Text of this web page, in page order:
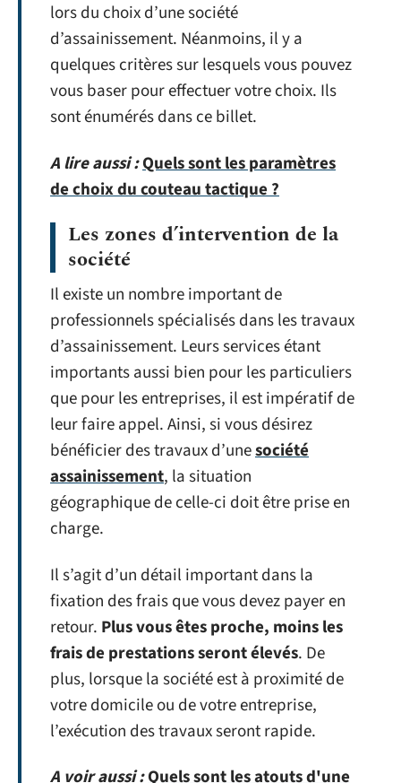
lors du choix d’une société
d’assainissement. Néanmoins, il y a
quelques critères sur lesquels vous pouvez
vous baser pour effectuer votre choix. Ils
sont énumérés dans ce billet.
A lire aussi :Quels sont les paramètres
de choix du couteau tactique ?
Les zones d’intervention de la
société
Il existe un nombre important de
professionnels spécialisés dans les travaux
d’assainissement. Leurs services étant
importants aussi bien pour les particuliers
que pour les entreprises, il est impératif de
leur faire appel. Ainsi, si vous désirez
bénéficier des travaux d’unesociété
assainissement, la situation
géographique de celle-ci doit être prise en
charge.
Il s’agit d’un détail important dans la
fixation des frais que vous devez payer en
retour. Plus vous êtes proche, moins les
frais de prestations seront élevés. De
plus, lorsque la société est à proximité de
votre domicile ou de votre entreprise,
l’exécution des travaux seront rapide.
A voir aussi :Quels sont les atouts d'une